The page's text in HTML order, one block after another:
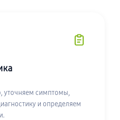
уточняем симптомы,
и определяем